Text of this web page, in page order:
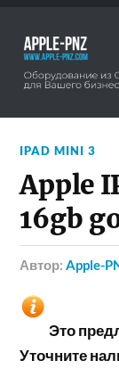
IPAD MINI 3
Apple
16gb
Автор:Apple-
Это
Уточните